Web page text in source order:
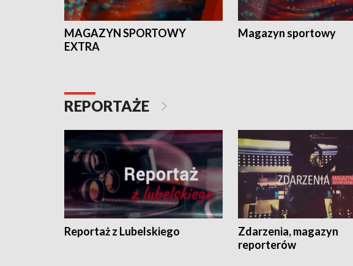
MAGAZYN SPORTOWY
EXTRA
Magazyn sportowy
REPORTAŻE
Reportaż z Lubelskiego
Zdarzenia, magazyn
reporterów